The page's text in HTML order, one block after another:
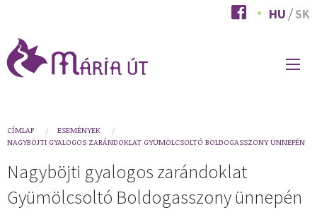
tartalomra
HU SK
You
here
CÍMLAP
ESEMÉNYEK
NAGYBÖJTI GYALOGOS ZARÁNDOKLAT GYÜMÖLCSOLTÓ BOLDOGASSZONY ÜNNEPÉN
Nagyböjti gyalogos zarándoklat
Gyümölcsoltó Boldogasszony ünnepén